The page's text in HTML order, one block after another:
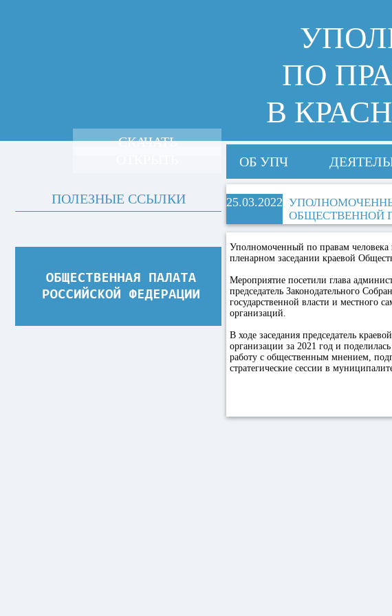
ПО
В
ОБ УПЧ
25.03.2022
ОБЩЕСТВЕННОЙ
Уполномоченный по правам
пленарном заседании краевой
Мероприятие посетили глава
председатель Законодательного
государственной власти и местного
организаций.
В ходе заседания председатель
организации за 2021 год и
работу с общественным мнением,
стратегические сессии в
СКАЧАТЬ
ПОЛЕЗНЫЕ ССЫЛКИ